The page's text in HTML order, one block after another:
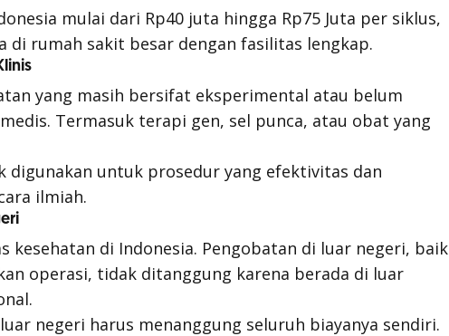
mulai dari Rp40 juta hingga Rp75 Juta per siklus,
di rumah sakit besar dengan fasilitas lengkap.
yang masih bersifat eksperimental atau belum
Termasuk terapi gen, sel punca, atau obat yang
digunakan untuk prosedur yang efektivitas dan
ilmiah.
kesehatan di Indonesia. Pengobatan di luar negeri, baik
operasi, tidak ditanggung karena berada di luar
negeri harus menanggung seluruh biayanya sendiri.